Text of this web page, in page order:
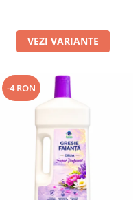
VEZI VARIANTE
-4 RON